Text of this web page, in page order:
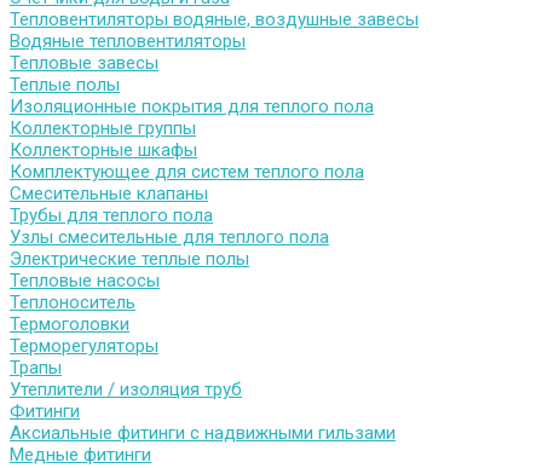
Тепловентиляторы водяные, воздушные завесы
Водяные тепловентиляторы
Тепловые завесы
Теплые полы
Изоляционные покрытия для теплого пола
Коллекторные группы
Коллекторные шкафы
Комплектующее для систем теплого пола
Смесительные клапаны
Трубы для теплого пола
Узлы смесительные для теплого пола
Электрические теплые полы
Тепловые насосы
Теплоноситель
Термоголовки
Терморегуляторы
Трапы
Утеплители / изоляция труб
Фитинги
Аксиальные фитинги с надвижными гильзами
Медные фитинги